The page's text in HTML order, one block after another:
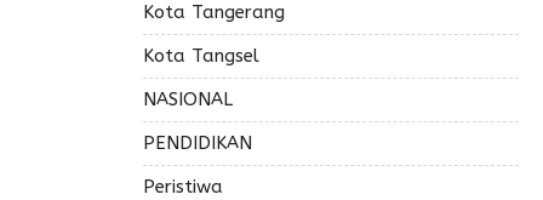
Kota Tangerang
Kota Tangsel
NASIONAL
PENDIDIKAN
Peristiwa